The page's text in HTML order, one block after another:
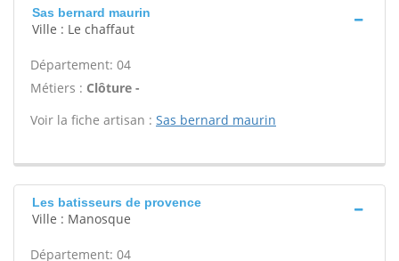
Sas bernard maurin
Ville : Le chaffaut
Département: 04
Métiers : Clôture -
Voir la fiche artisan : Sas bernard maurin
Les batisseurs de provence
Ville : Manosque
Département: 04